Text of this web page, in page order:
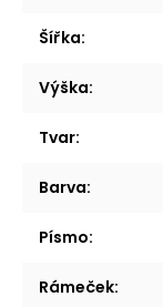
Šířka:
Výška:
Tvar:
Barva:
Písmo:
Rámeček: